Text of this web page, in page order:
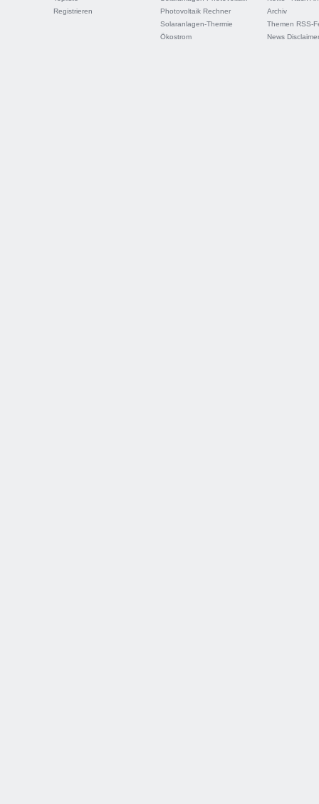
Registrieren
Photovoltaik Rechner
Solaranlagen-Thermie
Ökostrom
Archiv
Themen RSS-
News Disclaimer